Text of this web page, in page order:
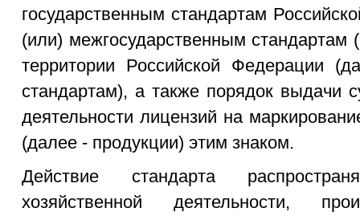
государственным стандартам
(или) межгосударственным
территории Российской Федерации
стандартам), а также порядок выдачи
деятельности лицензий на
(далее - продукции) этим знаком.
Действие стандарта
хозяйственной деятельности,